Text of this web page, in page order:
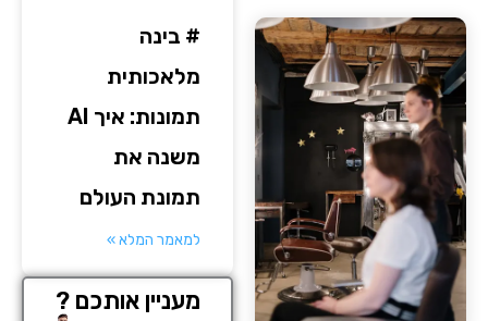
# בינה
מלאכותית
תמונות: איך AI
משנה את
תמונת העולם
למאמר המלא »
מעניין אותכם ?